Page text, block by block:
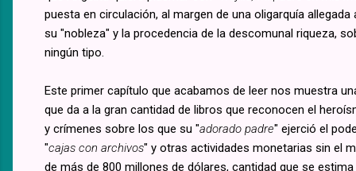
puesta en circulación, al margen de una oligarquía
su "nobleza" y la procedencia de la descomunal riqueza,
ningún tipo.
Este primer capítulo que acabamos de leer nos muestra
que da a la gran cantidad de libros que reconocen el
y crímenes sobre los que su "adorado padre" ejerció el
"cajas con archivos" y otras actividades monetarias sin el
de más de 800 millones de dólares, cantidad que se